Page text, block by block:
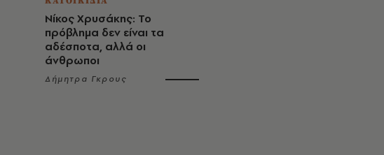
Νίκος Χρυσάκης: Το
πρόβλημα δεν είναι τα
αδέσποτα, αλλά οι
άνθρωποι
Δήμητρα Γκρους